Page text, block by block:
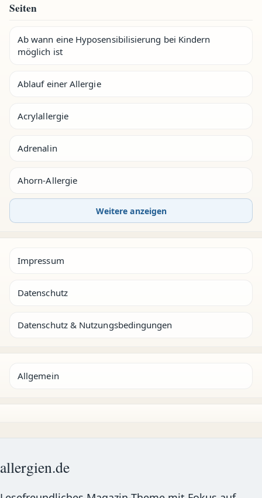
Seiten
Ab wann eine Hyposensibilisierung bei Kindern
möglich ist
Ablauf einer Allergie
Acrylallergie
Adrenalin
Ahorn-Allergie
Weitere anzeigen
Impressum
Datenschutz
Datenschutz & Nutzungsbedingungen
Allgemein
allergien.de